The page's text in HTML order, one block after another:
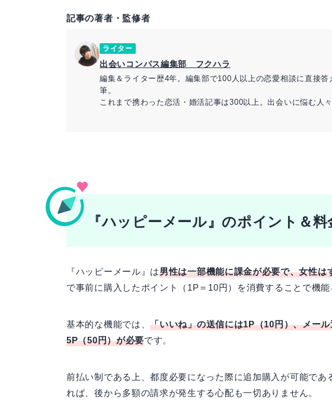
記事の著者・監修者
ライター
出会いコンパス編集部 フクハラ
編集＆ライター歴4年。編集部で100人以上の恋愛相談に直接
筆。
これまで携わった恋活・婚活記事は300以上。出会いに悩む人
『ハッピーメール』のポイント＆料
『ハッピーメール』は男性は一部機能に課金が必要で、女性は
で事前に購入したポイント（1P＝10円）を消費することで機能
基本的な機能では、「いいね」の送信には1P（10円）、メー
5P（50円）が必要です。
前払い制である上、都度必要になった際に追加購入が可能であ
れば、後から多額の請求が発生する心配も一切ありません。